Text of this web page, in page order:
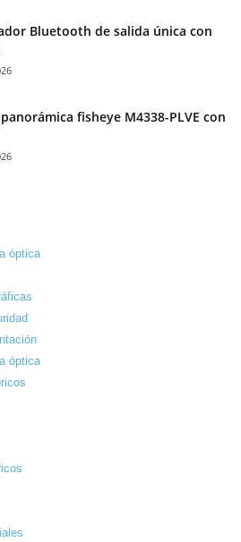
Bluetooth de salida única con
fisheye M4338-PLVE con
óptica
óptica